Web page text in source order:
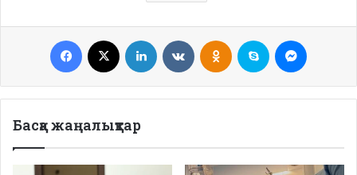
Facebook LinkedIn VKontakteOdnoklassniki
Skype
Басқа жаңалықтар